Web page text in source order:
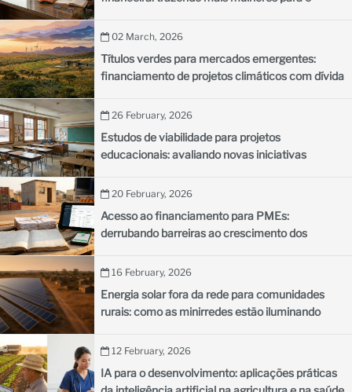
02 March, 2026
Títulos verdes para mercados emergentes:
financiamento de projetos climáticos com dívida
26 February, 2026
Estudos de viabilidade para projetos
educacionais: avaliando novas iniciativas
20 February, 2026
Acesso ao financiamento para PMEs:
derrubando barreiras ao crescimento dos
16 February, 2026
Energia solar fora da rede para comunidades
rurais: como as minirredes estão iluminando
12 February, 2026
IA para o desenvolvimento: aplicações práticas